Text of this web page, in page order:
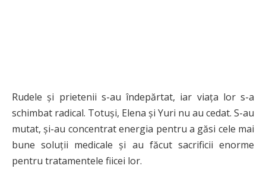
Rudele și prietenii s-au îndepărtat, iar viața lor s-a
schimbat radical. Totuși, Elena și Yuri nu au cedat. S-au
mutat, și-au concentrat energia pentru a găsi cele mai
bune soluții medicale și au făcut sacrificii enorme
pentru tratamentele fiicei lor.